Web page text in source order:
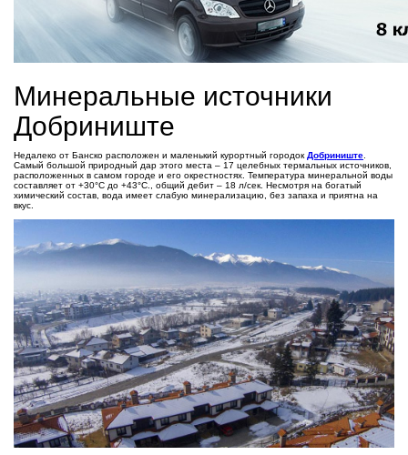
Минеральные источники
Добриниште
Недалеко от Банско расположен и маленький курортный городок Добриниште
Самый большой природный дар этого места – 17 целебных термальных источников,
расположенных в самом городе и его окрестностях. Температура минеральной воды
составляет от +30°С до +43°С., общий дебит – 18 л/сек. Несмотря на богатый
химический состав, вода имеет слабую минерализацию, без запаха и приятна на
вкус.